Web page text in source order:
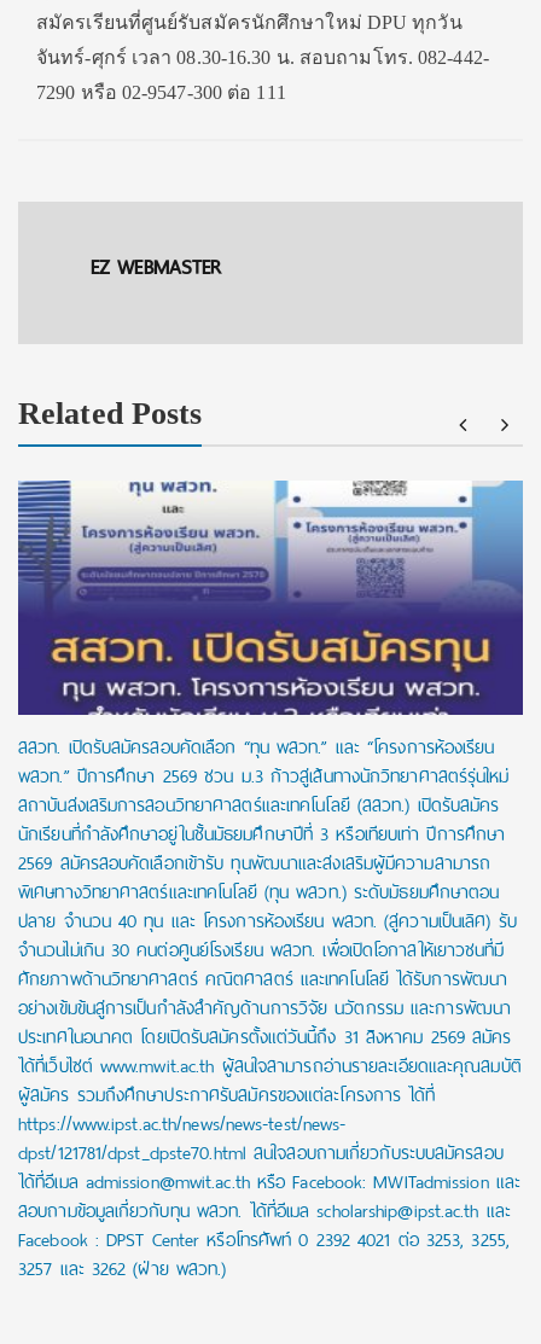
สมัครเรียนที่ศูนย์รับสมัครนักศึกษาใหม่ DPU ทุกวัน
จันทร์-ศุกร์ เวลา 08.30-16.30 น. สอบถามโทร. 082-442-
7290 หรือ 02-9547-300 ต่อ 111
EZ WEBMASTER
Related Posts
สสวท. เปิดรับสมัครสอบคัดเลือก “ทุน พสวท.” และ “โครงการห้องเรียน
พสวท.” ปีการศึกษา 2569 ชวน ม.3 ก้าวสู่เส้นทางนักวิทยาศาสตร์รุ่นใหม่
สถาบันส่งเสริมการสอนวิทยาศาสตร์และเทคโนโลยี (สสวท.) เปิดรับสมัคร
นักเรียนที่กำลังศึกษาอยู่ในชั้นมัธยมศึกษาปีที่ 3 หรือเทียบเท่า ปีการศึกษา
2569 สมัครสอบคัดเลือกเข้ารับ ทุนพัฒนาและส่งเสริมผู้มีความสามารถ
พิเศษทางวิทยาศาสตร์และเทคโนโลยี (ทุน พสวท.) ระดับมัธยมศึกษาตอน
ปลาย จำนวน 40 ทุน และ โครงการห้องเรียน พสวท. (สู่ความเป็นเลิศ) รับ
จำนวนไม่เกิน 30 คนต่อศูนย์โรงเรียน พสวท. เพื่อเปิดโอกาสให้เยาวชนที่มี
ศักยภาพด้านวิทยาศาสตร์ คณิตศาสตร์ และเทคโนโลยี ได้รับการพัฒนา
อย่างเข้มข้นสู่การเป็นกำลังสำคัญด้านการวิจัย นวัตกรรม และการพัฒนา
ประเทศในอนาคต โดยเปิดรับสมัครตั้งแต่วันนี้ถึง 31 สิงหาคม 2569 สมัคร
ได้ที่เว็บไซต์ www.mwit.ac.th ผู้สนใจสามารถอ่านรายละเอียดและคุณสมบัติ
ผู้สมัคร รวมถึงศึกษาประกาศรับสมัครของแต่ละโครงการ ได้ที่
https://www.ipst.ac.th/news/news-test/news-
dpst/121781/dpst_dpste70.html สนใจสอบถามเกี่ยวกับระบบสมัครสอบ
ได้ที่อีเมล admission@mwit.ac.th หรือ Facebook: MWITadmission และ
สอบถามข้อมูลเกี่ยวกับทุน พสวท. ได้ที่อีเมล scholarship@ipst.ac.th และ
Facebook : DPST Center หรือโทรศัพท์ 0 2392 4021 ต่อ 3253, 3255,
3257 และ 3262 (ฝ่าย พสวท.)